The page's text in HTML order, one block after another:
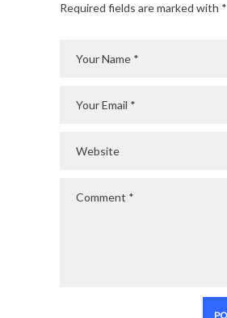
Required fields are marked with *